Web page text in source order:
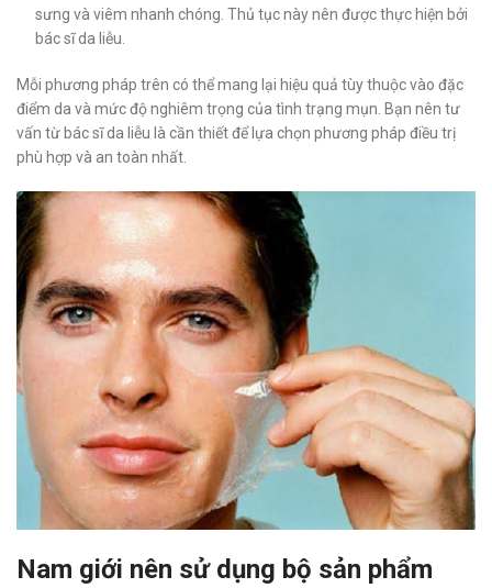
sưng và viêm nhanh chóng. Thủ tục này nên được thực hiện bởi
bác sĩ da liễu.
Mỗi phương pháp trên có thể mang lại hiệu quả tùy thuộc vào đặc
điểm da và mức độ nghiêm trọng của tình trạng mụn. Bạn nên tư
vấn từ bác sĩ da liễu là cần thiết để lựa chọn phương pháp điều trị
phù hợp và an toàn nhất.
Nam giới nên sử dụng bộ sản phẩm